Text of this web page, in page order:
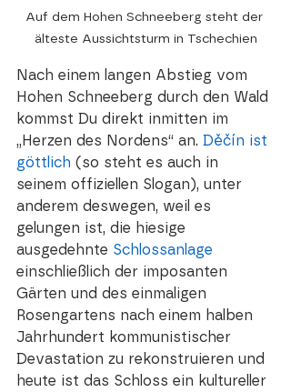
Auf dem Hohen Schneeberg steht der
Nach einem langen Abstieg vom
Hohen Schneeberg durch den Wald
kommst Du direkt inmitten im
„Herzen des Nordens“ an. Děčín ist
göttlich (so steht es auch in
seinem offiziellen Slogan), unter
anderem deswegen, weil es
gelungen ist, die hiesige
ausgedehnte Schlossanlage
einschließlich der imposanten
Gärten und des einmaligen
Rosengartens nach einem halben
Jahrhundert kommunistischer
Devastation zu rekonstruieren und
heute ist das Schloss ein kultureller